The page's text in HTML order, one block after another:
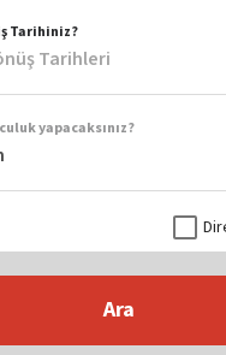
Tarihiniz?
Tarihleri
yapacaksınız?
Ara